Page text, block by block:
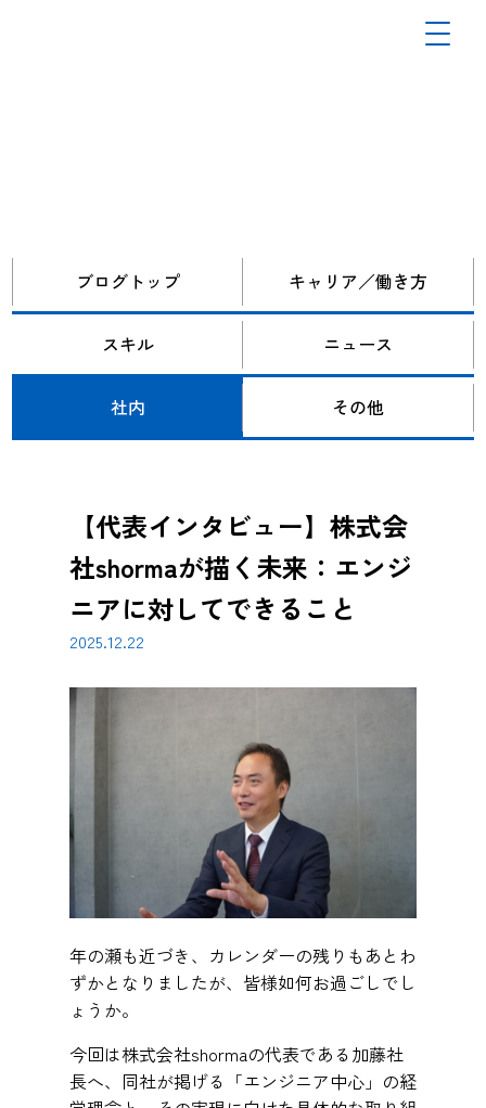
ブログトップ キャリア／働き方
スキル ニュース
社内 その他
【代表インタビュー】株式会
社shormaが描く未来：エンジ
ニアに対してできること
2025.12.22
年の瀬も近づき、カレンダーの残りもあとわ
ずかとなりましたが、皆様如何お過ごしでし
ょうか。
今回は株式会社shormaの代表である加藤社
長へ、同社が掲げる「エンジニア中心」の経